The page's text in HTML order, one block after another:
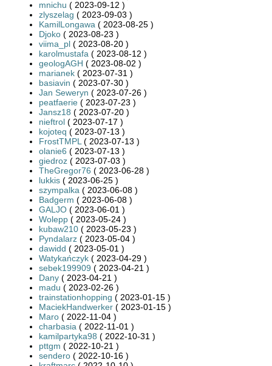
mnichu ( 2023-09-12 )
zlyszelag ( 2023-09-03 )
KamilLongawa ( 2023-08-25 )
Djoko ( 2023-08-23 )
viima_pl ( 2023-08-20 )
karolmustafa ( 2023-08-12 )
geologAGH ( 2023-08-02 )
marianek ( 2023-07-31 )
basiavin ( 2023-07-30 )
Jan Seweryn ( 2023-07-26 )
peatfaerie ( 2023-07-23 )
Jansz18 ( 2023-07-20 )
nieftrol ( 2023-07-17 )
kojoteq ( 2023-07-13 )
FrostTMPL ( 2023-07-13 )
olanie6 ( 2023-07-13 )
giedroz ( 2023-07-03 )
TheGregor76 ( 2023-06-28 )
lukkis ( 2023-06-25 )
szympalka ( 2023-06-08 )
Badgerm ( 2023-06-08 )
GALJO ( 2023-06-01 )
Wolepp ( 2023-05-24 )
kubaw210 ( 2023-05-23 )
Pyndalarz ( 2023-05-04 )
dawidd ( 2023-05-01 )
Watykańczyk ( 2023-04-29 )
sebek199909 ( 2023-04-21 )
Dany ( 2023-04-21 )
madu ( 2023-02-26 )
trainstationhopping ( 2023-01-15 )
MaciekHandwerker ( 2023-01-15 )
Maro ( 2022-11-04 )
charbasia ( 2022-11-01 )
kamilpartyka98 ( 2022-10-31 )
pttgm ( 2022-10-21 )
sendero ( 2022-10-16 )